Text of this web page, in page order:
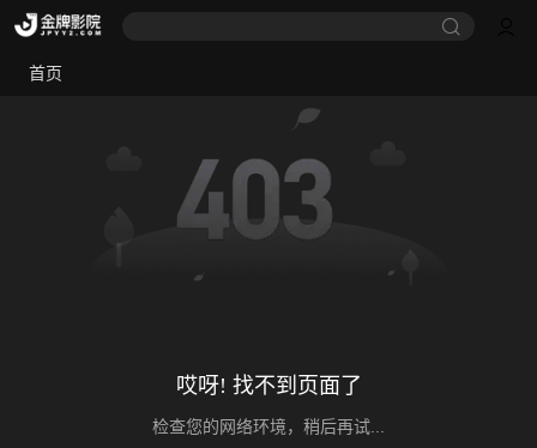
首页
哎呀! 找不到页面了
检查您的网络环境，稍后再试...